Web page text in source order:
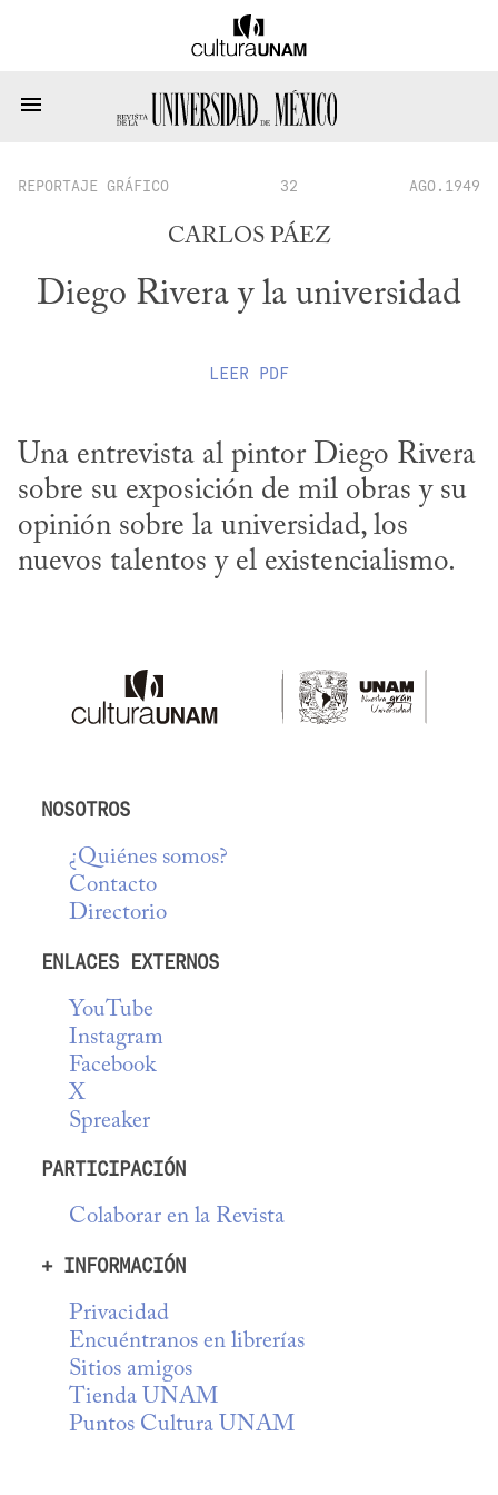
REPORTAJE GRÁFICO 32 AGO.1949
CARLOS PÁEZ
Diego Rivera y la universidad
LEER PDF
Una entrevista al pintor Diego Rivera
sobre su exposición de mil obras y su
opinión sobre la universidad, los
nuevos talentos y el existencialismo.
NOSOTROS
¿Quiénes somos?
Contacto
Directorio
ENLACES EXTERNOS
YouTube
Instagram
Facebook
X
Spreaker
PARTICIPACIÓN
Colaborar en la Revista
+ INFORMACIÓN
Privacidad
Encuéntranos en librerías
Sitios amigos
Tienda UNAM
Puntos Cultura UNAM